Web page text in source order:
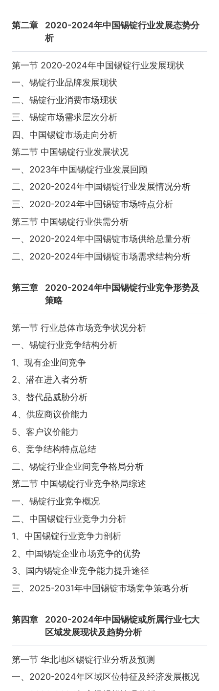
第二章
2020-2024年中国锡锭行业发展态势分
析
第一节 2020-2024年中国锡锭行业发展现状
一、锡锭行业品牌发展现状
二、锡锭行业消费市场现状
三、锡锭市场需求层次分析
四、中国锡锭市场走向分析
第二节 中国锡锭行业发展状况
一、2023年中国锡锭行业发展回顾
二、2020-2024年中国锡锭行业发展情况分析
三、2020-2024年中国锡锭市场特点分析
第三节 中国锡锭行业供需分析
一、2020-2024年中国锡锭市场供给总量分析
二、2020-2024年中国锡锭市场需求结构分析
第三章
2020-2024年中国锡锭行业竞争形势及
策略
第一节 行业总体市场竞争状况分析
一、锡锭行业竞争结构分析
1、现有企业间竞争
2、潜在进入者分析
3、替代品威胁分析
4、供应商议价能力
5、客户议价能力
6、竞争结构特点总结
二、锡锭行业企业间竞争格局分析
第二节 中国锡锭行业竞争格局综述
一、锡锭行业竞争概况
二、中国锡锭行业竞争力分析
1、中国锡锭行业竞争力剖析
2、中国锡锭企业市场竞争的优势
3、国内锡锭企业竞争能力提升途径
三、2025-2031年中国锡锭市场竞争策略分析
第四章
2020-2024年中国锡锭或所属行业七大
区域发展现状及趋势分析
第一节 华北地区锡锭行业分析及预测
一、2020-2024年区域区位特征及经济发展概况